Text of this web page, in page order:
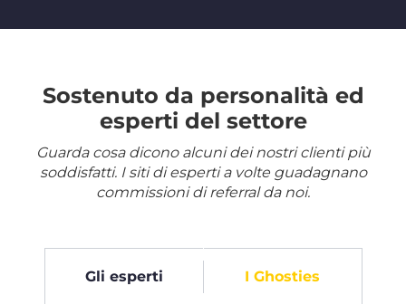
Sostenuto da personalità ed
esperti del settore
Guarda cosa dicono alcuni dei nostri clienti più
soddisfatti. I siti di esperti a volte guadagnano
commissioni di referral da noi.
Gli esperti I Ghosties